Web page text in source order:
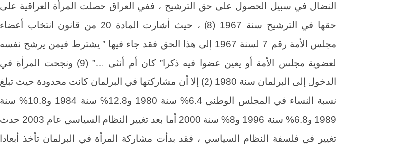
النضال في سبيل الحصول على حق الترشيح ، ففي العراق حصلت المرأة العراقية على
حقها في الترشيح سنة 1967 (8) ، حيث أشارت المادة 20 من قانون انتخاب أعضاء
مجلس الأمة رقم 7 لسنة 1967 إلى هذا الحق فقد جاء فيها ” يشترط فيمن يرشح نفسه
لعضوية مجلس الأمة أو يعين عضوا فيه ذكرا” كان أم أنثى …” (9) ونجحت المرأة في
الدخول إلى البرلمان سنة 1980 (2) إلا أن مشاركتها في البرلمان كانت محدودة حيث تبلغ
نسبة النساء في المجلس الوطني 6.4% سنة 1980 و12.8% سنة 1984 و10.8% سنة
1989 و6.8% سنة 1996 و8% سنة 2000 أما بعد تغيير النظام السياسي عام 2003 حدث
تغيير في فلسفة النظام السياسي ، فقد بدأت مشاركة المرأة في البرلمان تأخذ أبعادا